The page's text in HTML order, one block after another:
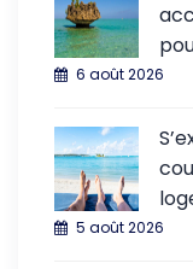
6 août 2026
5 août 2026